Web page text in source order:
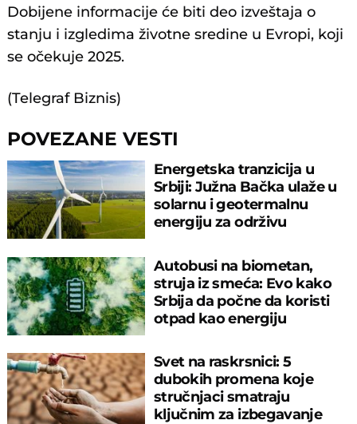
Dobijene informacije će biti deo izveštaja o
stanju i izgledima životne sredine u Evropi, koji
se očekuje 2025.
(Telegraf Biznis)
POVEZANE VESTI
Energetska tranzicija u
Srbiji: Južna Bačka ulaže u
solarnu i geotermalnu
energiju za održivu
Autobusi na biometan,
struja iz smeća: Evo kako
Srbija da počne da koristi
otpad kao energiju
Svet na raskrsnici: 5
dubokih promena koje
stručnjaci smatraju
ključnim za izbegavanje